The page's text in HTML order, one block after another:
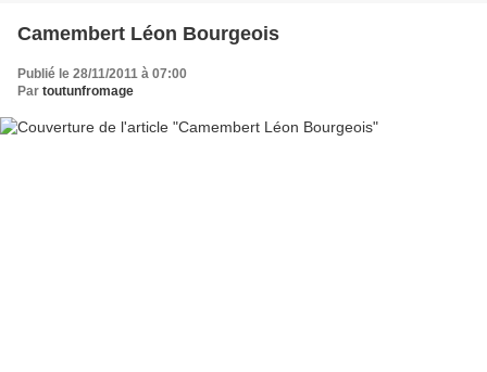
Camembert Léon Bourgeois
Publié le 28/11/2011 à 07:00
Par toutunfromage